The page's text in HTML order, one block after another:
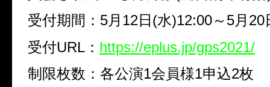
受付期間：5月12日(水)12:00～5月20
受付URL： https://eplus.jp/gps2021/
制限枚数：各公演1会員様1申込2枚